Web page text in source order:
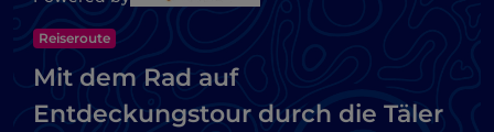
Reiseroute
Mit dem Rad auf
Entdeckungstour durch die Täler